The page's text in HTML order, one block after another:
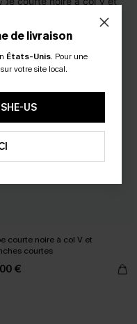
courte noire à col V et
courtes
€
de livraison
États-Unis. Pour une
votre site local.
US